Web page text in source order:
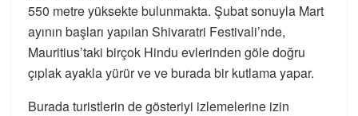
550 metre yüksekte bulunmakta. Şubat sonuyla Mart
ayının başları yapılan Shivaratri Festivali’nde,
Mauritius’taki birçok Hindu evlerinden göle doğru
çıplak ayakla yürür ve ve burada bir kutlama yapar.
Burada turistlerin de gösteriyi izlemelerine izin